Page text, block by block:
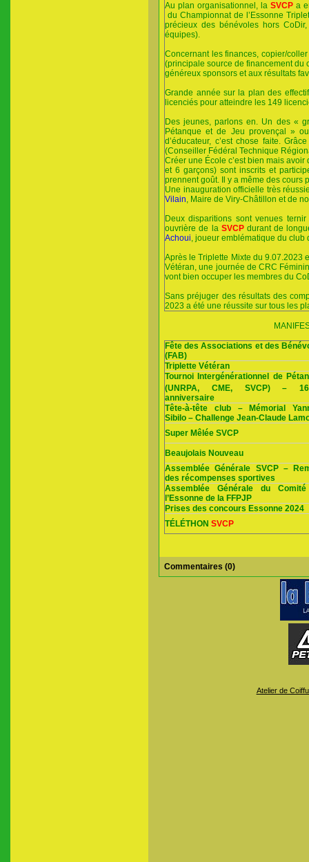
Au plan organisationnel, la SVCP a
du Championnat de l’Essonne
précieux des bénévoles hors
équipes).
Concernant les finances, copier/
(principale source de financement du
généreux sponsors et aux résultats
Grande année sur la plan des
licenciés pour atteindre les 149
Des jeunes, parlons en. Un des «
Pétanque et de Jeu provençal »
d’éducateur, c’est chose faite.
(Conseiller Fédéral Technique
Créer une École c’est bien mais
et 6 garçons) sont inscrits et
prennent goût. Il y a même des cours
Une inauguration officielle très
Vilain, Maire de Viry-Châtillon et de
Deux disparitions sont venues
ouvrière de la SVCP durant de
Achoui, joueur emblématique du club
Après le Triplette Mixte du 9.07.2023
Vétéran, une journée de CRC
vont bien occuper les membres du
Sans préjuger des résultats des
2023 a été une réussite sur tous les
Fête des Associations et des
(FAB)
Triplette Vétéran
Tournoi Intergénérationnel de
(UNRPA, CME, SVCP) – 16
anniversaire
Tête-à-tête club – Mémorial
Sibilo – Challenge Jean-Claude
Super Mêlée SVCP
Beaujolais Nouveau
Assemblée Générale SVCP –
des récompenses sportives
Assemblée Générale du
l’Essonne de la FFPJP
Prises des concours Essonne 2024
TÉLÉTHONSVCP
Commentaires (0)
Atelier de